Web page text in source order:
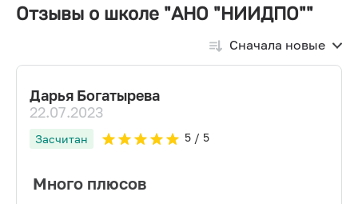
Отзывы о школе "АНО "НИИДПО""
Сначала новые
Дарья Богатырева
22.07.2023
Засчитан 5/ 5
Много плюсов